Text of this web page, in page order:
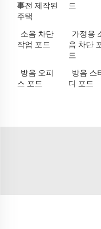
事전 제작된
주택
드
소음 차단
작업 포드
가정용
음 차단
드
방음 오피
스 포드
방음 스
디 포드